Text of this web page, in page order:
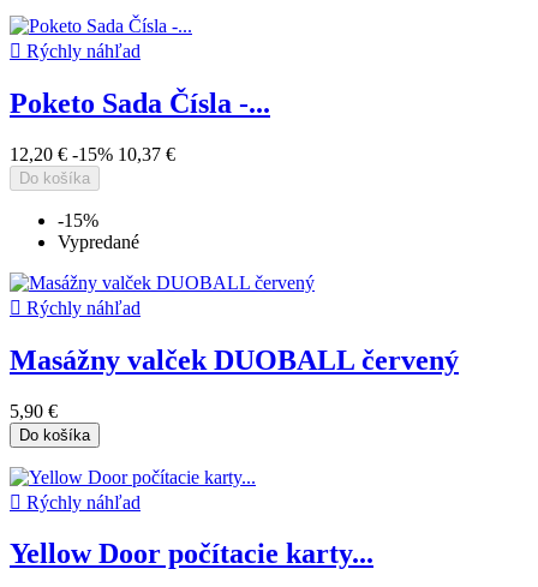
 Rýchly náhľad
Poketo Sada Čísla -...
12,20 € -15% 10,37 €
Do košíka
-15%
Vypredané
 Rýchly náhľad
Masážny valček DUOBALL červený
5,90 €
Do košíka
 Rýchly náhľad
Yellow Door počítacie karty...